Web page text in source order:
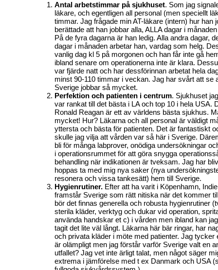
Antal arbetstimmar på sjukhuset. Som jag
läkare, och egentligen all personal (men speciellt
timmar. Jag frågade min AT-läkare (intern) hur han
berättade att han jobbar alla, ALLA dagar i
På de fyra dagarna är han ledig. Alla andra dagar,
dagar i månaden arbetar han, vardag som helg.
vanlig dag kl 5 på morgonen och han får inte gå
ibland senare om operationerna inte är klara.
var fjärde natt och har dessförinnan arbetat hela
minst 90-110 timmar i veckan. Jag har svårt att se
Sverige jobbar så mycket.
Perfektion och patienten i centrum. Sjukhuset
var rankat till det bästa i LA och top 10 i hela USA.
Ronald Reagan är ett av världens bästa sjukhus.
mycket! Hur? Läkarna och all personal är väldigt
yttersta och bästa för patienten. Det är fantastiskt
skulle jag vilja att vården var så här i Sverige.
bli för många labprover, onödiga undersökningar
i operationsrummet för att göra snygga
behandling när indikationen är tveksam. Jag har
hoppas ta med mig nya saker (nya
resonera och vissa tankesätt) hem till Sverige.
Hygienrutiner. Efter att ha varit i Köpenhamn,
framstår Sverige som rätt nitiska när det kommer
bör det finnas generella och robusta hygienrutiner
sterila kläder, verktyg och dukar vid operation,
använda handskar et c) i vården men ibland kan
tagit det lite väl långt. Läkarna här bär ringar, har
och privata kläder i möte med patienter. Jag tycker
är olämpligt men jag förstår varför Sverige valt en
utfallet? Jag vet inte ärligt talat, men något säger
extrema i jämförelse med t ex Danmark och USA